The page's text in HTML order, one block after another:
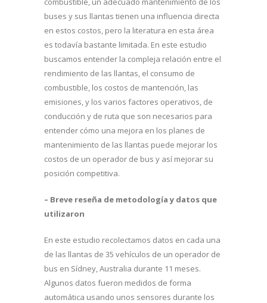
buses y sus llantas tienen una influencia directa
en estos costos, pero la literatura en esta área
es todavía bastante limitada. En este estudio
buscamos entender la compleja relación entre el
rendimiento de las llantas, el consumo de
combustible, los costos de mantención, las
emisiones, y los varios factores operativos, de
conducción y de ruta que son necesarios para
entender cómo una mejora en los planes de
mantenimiento de las llantas puede mejorar los
costos de un operador de bus y así mejorar su
posición competitiva.
– Breve reseña de metodología y datos que
utilizaron
En este estudio recolectamos datos en cada una
de las llantas de 35 vehículos de un operador de
bus en Sídney, Australia durante 11 meses.
Algunos datos fueron medidos de forma
automática usando unos sensores durante los